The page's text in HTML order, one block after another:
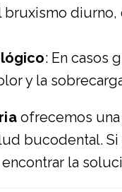
: En casos
y la
ofrecemos
bucodental.
la